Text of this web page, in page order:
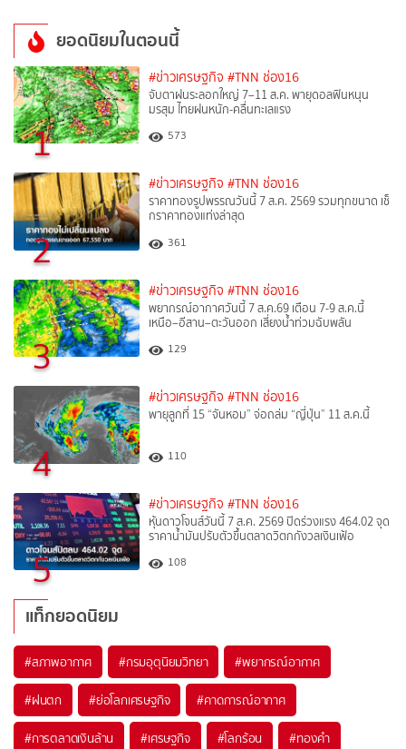
ยอดนิยมในตอนนี้
1
#ข่าวเศรษฐกิจ #TNN ช่อง16
จับตาฝนระลอกใหญ่ 7–11 ส.ค. พายุดอลฟินหนุน
มรสุม ไทยฝนหนัก-คลื่นทะเลแรง
573
2
#ข่าวเศรษฐกิจ #TNN ช่อง16
ราคาทองรูปพรรณวันนี้ 7 ส.ค. 2569 รวมทุกขนาด เช็
กราคาทองแท่งล่าสุด
361
3
#ข่าวเศรษฐกิจ #TNN ช่อง16
พยากรณ์อากาศวันนี้ 7 ส.ค.69 เตือน 7-9 ส.ค.นี้
เหนือ–อีสาน–ตะวันออก เสี่ยงน้ำท่วมฉับพลัน
129
4
#ข่าวเศรษฐกิจ #TNN ช่อง16
พายุลูกที่ 15 “จันหอม” จ่อถล่ม “ญี่ปุ่น” 11 ส.ค.นี้
110
5
#ข่าวเศรษฐกิจ #TNN ช่อง16
หุ้นดาวโจนส์วันนี้ 7 ส.ค. 2569 ปิดร่วงแรง 464.02 จุด
ราคาน้ำมันปรับตัวขึ้นตลาดวิตกกังวลเงินเฟ้อ
108
แท็กยอดนิยม
#สภาพอากาศ #กรมอุตุนิยมวิทยา #พยากรณ์อากาศ
#ฝนตก #ย่อโลกเศรษฐกิจ #คาดการณ์อากาศ
#การตลาดเงินล้าน #เศรษฐกิจ #โลกร้อน #ทองคำ